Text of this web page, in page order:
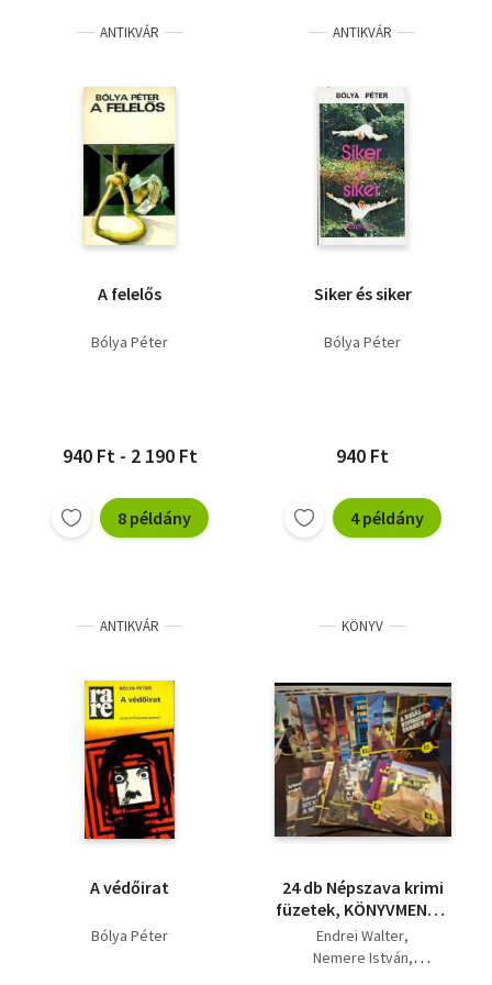
ANTIKVÁR
A felelős
Bólya Péter
940 Ft - 2 190 Ft
8 példány
ANTIKVÁR
Siker és siker
Bólya Péter
940 Ft
4 példány
ANTIKVÁR
A védőirat
Bólya Péter
KÖNYV
24 db Népszava krimi
füzetek, KÖNYVMENTŐ
AJÁNLAT: Sherlock
Holmes furcsa esete a
Endrei Walter
Nemere István